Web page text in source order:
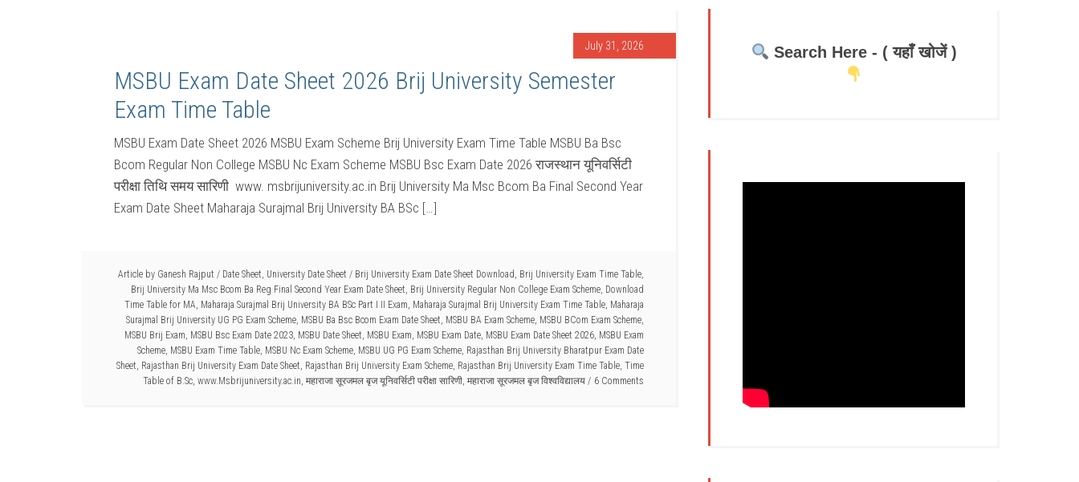
July 31, 2026
MSBU Exam Date Sheet 2026 Brij University Semester
Exam Time Table
MSBU Exam Date Sheet 2026 MSBU Exam Scheme Brij University Exam Time Table MSBU Ba Bsc
Bcom Regular Non College MSBU Nc Exam Scheme MSBU Bsc Exam Date 2026 राजस्थान यूनिवर्सिटी
परीक्षा तिथि समय सारिणी www. msbrijuniversity.ac.in Brij University Ma Msc Bcom Ba Final Second Year
Exam Date Sheet Maharaja Surajmal Brij University BA BSc […]
Article by Ganesh Rajput / Date Sheet, University Date Sheet / Brij University Exam Date Sheet Download, Brij University Exam Time Table,
Brij University Ma Msc Bcom Ba Reg Final Second Year Exam Date Sheet, Brij University Regular Non College Exam Scheme, Download
Time Table for MA, Maharaja Surajmal Brij University BA BSc Part I II Exam, Maharaja Surajmal Brij University Exam Time Table, Maharaja
Surajmal Brij University UG PG Exam Scheme, MSBU Ba Bsc Bcom Exam Date Sheet, MSBU BA Exam Scheme, MSBU BCom Exam Scheme,
MSBU Brij Exam, MSBU Bsc Exam Date 2023, MSBU Date Sheet, MSBU Exam, MSBU Exam Date, MSBU Exam Date Sheet 2026, MSBU Exam
Scheme, MSBU Exam Time Table, MSBU Nc Exam Scheme, MSBU UG PG Exam Scheme, Rajasthan Brij University Bharatpur Exam Date
Sheet, Rajasthan Brij University Exam Date Sheet, Rajasthan Brij University Exam Scheme, Rajasthan Brij University Exam Time Table, Time
Table of B.Sc, www.Msbrijuniversity.ac.in, महाराजा सूरजमल बृज यूनिवर्सिटी परीक्षा सारिणी, महाराजा सूरजमल बृज विश्वविद्यालय 6 Comments
Search Here - ( यहाँ खोजें )